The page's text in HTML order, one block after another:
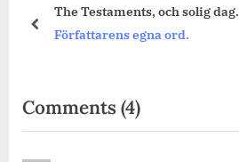
The Testaments, och solig dag.
Författarens egna ord.
prev
Comments(4)on
“En